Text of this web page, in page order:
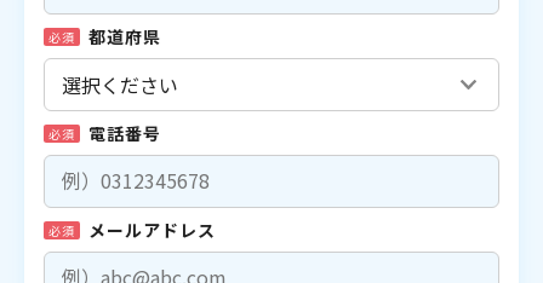
必須 都道府県
必須 電話番号
必須 メールアドレス